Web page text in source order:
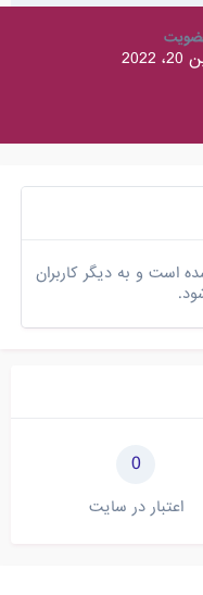
است و به دیگر کاربران
0
اعتبار در سایت